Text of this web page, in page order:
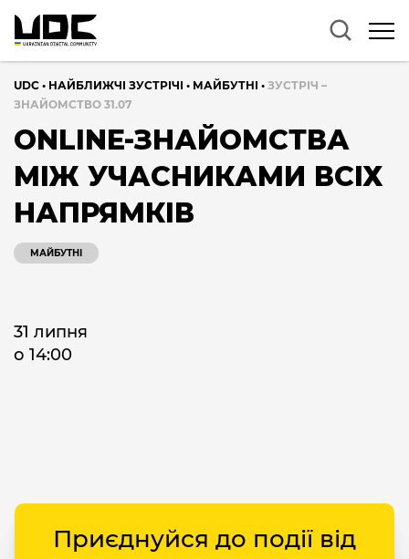
UDC • НАЙБЛИЖЧІ ЗУСТРІЧІ • МАЙБУТНІ • ЗУСТРІЧ –
ЗНАЙОМСТВО 31.07
ONLINE-ЗНАЙОМСТВА
МІЖ УЧАСНИКАМИ ВСІХ
НАПРЯМКІВ
МАЙБУТНІ
31 липня
о 14:00
Приєднуйся до події від